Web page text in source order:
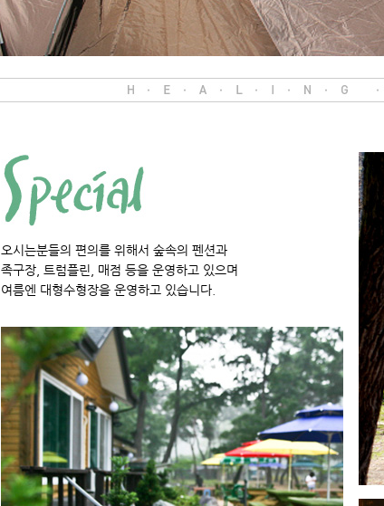
오시는분들의 편의를 위해서 숲속의 펜션과
족구장, 트럼플린, 매점 등을 운영하고 있으며
여름엔 대형수형장을 운영하고 있습니다.